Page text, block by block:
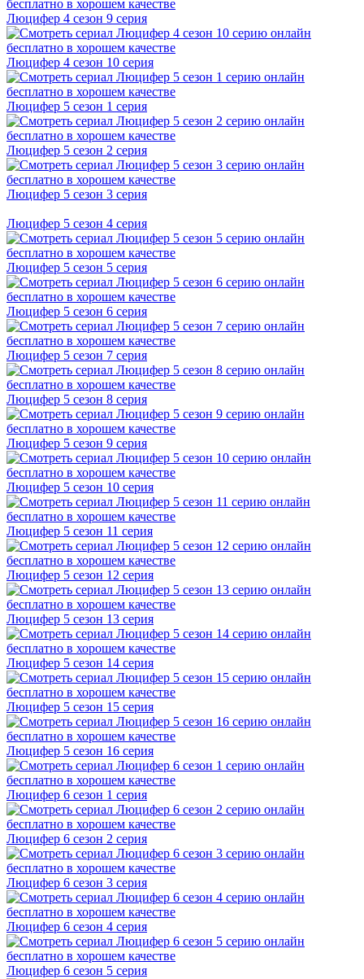
Люцифер 4 cезон 9 cерия
Люцифер 4 cезон 10 cерия
Люцифер 5 cезон 1 cерия
Люцифер 5 cезон 2 cерия
Люцифер 5 cезон 3 cерия
Люцифер 5 cезон 4 cерия
Люцифер 5 cезон 5 cерия
Люцифер 5 cезон 6 cерия
Люцифер 5 cезон 7 cерия
Люцифер 5 cезон 8 cерия
Люцифер 5 cезон 9 cерия
Люцифер 5 cезон 10 cерия
Люцифер 5 cезон 11 cерия
Люцифер 5 cезон 12 cерия
Люцифер 5 cезон 13 cерия
Люцифер 5 cезон 14 cерия
Люцифер 5 cезон 15 cерия
Люцифер 5 cезон 16 cерия
Люцифер 6 cезон 1 cерия
Люцифер 6 cезон 2 cерия
Люцифер 6 cезон 3 cерия
Люцифер 6 cезон 4 cерия
Люцифер 6 cезон 5 cерия